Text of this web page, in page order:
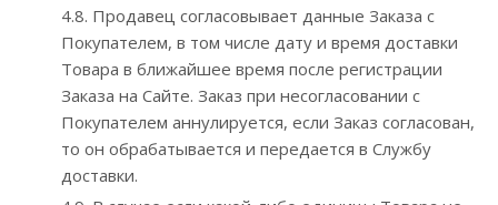
4.8. Продавец согласовывает данные Заказа с
Покупателем, в том числе дату и время доставки
Товара в ближайшее время после регистрации
Заказа на Сайте. Заказ при несогласовании с
Покупателем аннулируется, если Заказ согласован,
то он обрабатывается и передается в Службу
доставки.